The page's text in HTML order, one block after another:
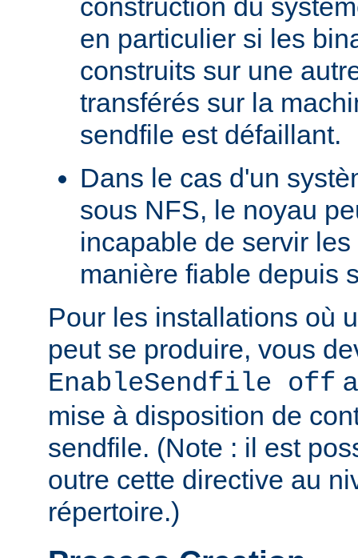
construction du
en particulier si les
construits sur une
transférés sur la
sendfile est défaillant.
Dans le cas d'un
sous NFS, le noyau
incapable de servir
manière fiable depuis
Pour les installations où
peut se produire, vous
EnableSendfile off
mise à disposition de
sendfile. (Note : il est
outre cette directive au
répertoire.)